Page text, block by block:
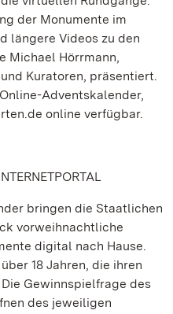
der Monumente im
längere Videos zu den
Michael Hörrmann,
Kuratoren, präsentiert.
Adventskalender,
online verfügbar.
bringen die Staatlichen
vorweihnachtliche
digital nach Hause.
18 Jahren, die ihren
Gewinnspielfrage des
des jeweiligen